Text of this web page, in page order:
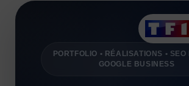
PORTFOLIO • RÉALISATIONS • SEO
GOOGLE BUSINESS